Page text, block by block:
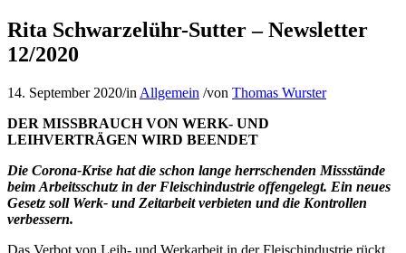
Rita Schwarzelühr-Sutter – Newsletter
12/2020
14. September 2020/in Allgemein /von Thomas Wurster
DER MISSBRAUCH VON WERK- UND
LEIHVERTRÄGEN WIRD BEENDET
Die Corona-Krise hat die schon lange herrschenden Missstände
beim Arbeitsschutz in der Fleischindustrie offengelegt. Ein neues
Gesetz soll Werk- und Zeitarbeit verbieten und die Kontrollen
verbessern.
Das Verbot von Leih- und Werkarbeit in der Fleischindustrie rückt